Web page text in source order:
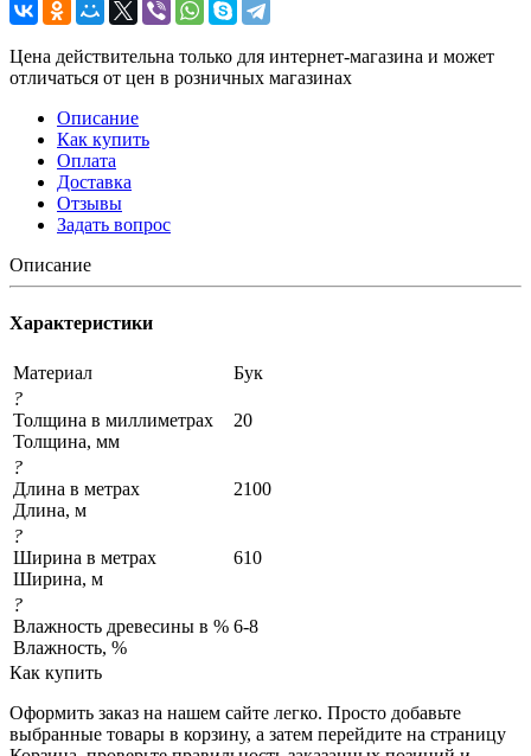
Цена действительна только для интернет-магазина и может
отличаться от цен в розничных магазинах
Описание
Как купить
Оплата
Доставка
Отзывы
Задать вопрос
Описание
Характеристики
Материал
Бук
?
Толщина в миллиметрах
Толщина, мм
20
?
Длина в метрах
Длина, м
2100
?
Ширина в метрах
Ширина, м
610
?
Влажность древесины в %
Влажность, %
6-8
Как купить
Оформить заказ на нашем сайте легко. Просто добавьте
выбранные товары в корзину, а затем перейдите на страницу